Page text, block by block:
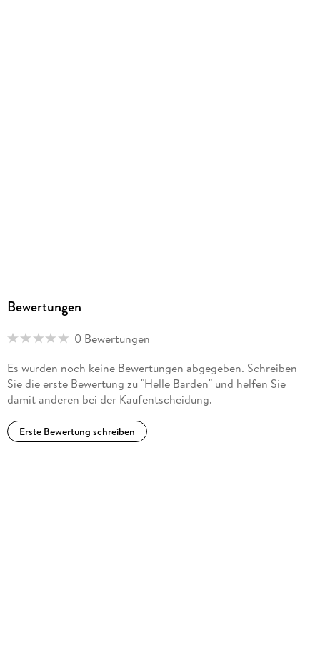
Bewertungen
0 Bewertungen
Es wurden noch keine Bewertungen abgegeben. Schreiben
Sie die erste Bewertung zu "Helle Barden" und helfen Sie
damit anderen bei der Kaufentscheidung.
Erste Bewertung schreiben